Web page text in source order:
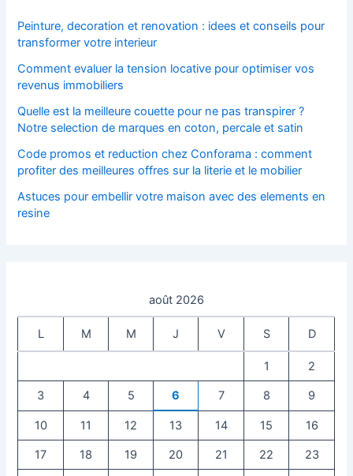
Peinture, decoration et renovation : idees et conseils pour
transformer votre interieur
Comment evaluer la tension locative pour optimiser vos
revenus immobiliers
Quelle est la meilleure couette pour ne pas transpirer ?
Notre selection de marques en coton, percale et satin
Code promos et reduction chez Conforama : comment
profiter des meilleures offres sur la literie et le mobilier
Astuces pour embellir votre maison avec des elements en
resine
août 2026
L M M J V S D
1 2
3 4 5 6 7 8 9
10 11 12 13 14 15 16
17 18 19 20 21 22 23